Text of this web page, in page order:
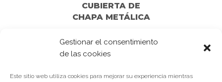
Gestionar el consentimiento
de las cookies
Este sitio web utiliza cookies para mejorar su experiencia mientras
CUBIERTA DE
CHAPA METÁLICA
que VALOMAR recomienda y ofrece a sus clientes para mejorar